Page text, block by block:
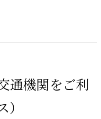
通機関をご利